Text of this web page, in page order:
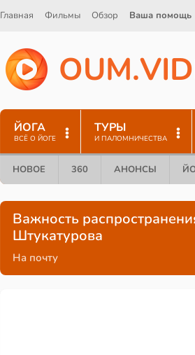
Главная Фильмы Обзор Ваша помощь
OUM.VID
ЙОГА
ВСЁ О ЙОГЕ
ТУРЫ
И ПАЛОМНИЧЕСТВА
НОВОЕ 360 АНОНСЫ
Важность
Штукатурова
На почту